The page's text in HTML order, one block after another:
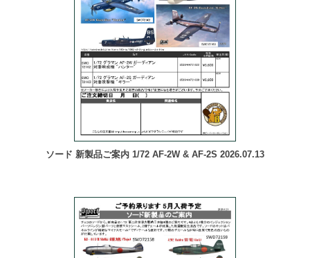
ソード 新製品ご案内 1/72 AF-2W & AF-2S 2026.07.13